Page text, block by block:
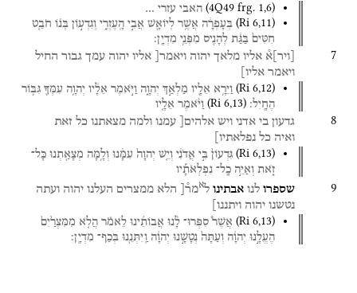
(4Q49 frg. 1,6) האבי עזרי …
(Ri 6,11) בְּעָפְרָ֔ה אֲשֶׁ֥ר לְיוֹאָ֖שׁ אֲבִ֣י הָֽעֶזְרִ֑י וְגִדְע֣וֹן בְּנ֗וֹ חֹבֵ֤ט
חִטִּים֙ בַּגַּ֔ת לְהָנִ֖יס מִפְּנֵ֥י מִדְיָֽן׃
7 ויר א֯ אליו מלאך יהוה ויאמר[ אליו יהוה עמך גבור החיל
ויאמר אליו]
(Ri 6,12) וַיֵּרָ֥א אֵלָ֖יו מַלְאַ֣ךְ יְהוָ֑ה וַיֹּ֣אמֶר אֵלָ֔יו יְהוָ֥ה עִמְּךָ֖ גִּבּ֥וֹר
הֶחָֽיִל׃
(Ri 6,13) וַיֹּ֨אמֶר אֵלָ֤יו
8 גדעון בי אדני ויש אלהים[ עמנו ולמה מצאתנו כל זאת
ואיה כל נפלאתיו]
(Ri 6,13) גִּדְעוֹן֙ בִּ֣י אֲדֹנִ֔י וְיֵ֤שׁ יְהוָה֙ עִמָּ֔נוּ וְלָ֥מָּה מְצָאַ֖תְנוּ כָּל־
זֹ֑את וְאַיֵּ֣ה כָֽל־ נִפְלְאֹתָ֡יו
9 שספרו לנו אבתינו לאמר֯[ הלא ממצרים העלנו יהוה ועתה
נטשנו יהוה ויתננו]
(Ri 6,13) אֲשֶׁר֩ סִפְּרוּ־ לָ֨נוּ אֲבוֹתֵ֜ינוּ לֵאמֹ֗ר הֲלֹ֤א מִמִּצְרַ֙יִם֙
הֶעֱלָ֣נוּ יְהוָ֔ה וְעַתָּה֙ נְטָשָׁ֣נוּ יְהוָ֔ה וַֽיִּתְּנֵ֖נוּ בְּכַף־ מִדְיָֽן׃